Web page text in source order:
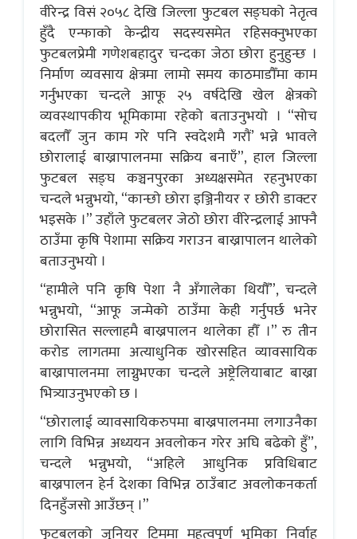
वीरेन्द्र विसं २०५८ देखि जिल्ला फुटबल सङ्घको नेतृत्व
हुँदै एन्फाको केन्द्रीय सदस्यसमेत रहिसक्नुभएका
फुटबलप्रेमी गणेशबहादुर चन्दका जेठा छोरा हुनुहुन्छ ।
निर्माण व्यवसाय क्षेत्रमा लामो समय काठमाडौँमा काम
गर्नुभएका चन्दले आफू २५ वर्षदेखि खेल क्षेत्रको
व्यवस्थापकीय भूमिकामा रहेको बताउनुभयो । “सोच
बदलाैँ जुन काम गरे पनि स्वदेशमै गराैं’ भन्ने भावले
छोरालाई बाख्रापालनमा सक्रिय बनाएँ”, हाल जिल्ला
फुटबल सङ्घ कञ्चनपुरका अध्यक्षसमेत रहनुभएका
चन्दले भन्नुभयो, “कान्छो छोरा इञ्जिनीयर र छोरी डाक्टर
भइसके ।” उहाँले फुटबलर जेठो छोरा वीरेन्द्रलाई आफ्नै
ठाउँमा कृषि पेशामा सक्रिय गराउन बाख्रापालन थालेको
बताउनुभयो ।
“हामीले पनि कृषि पेशा नै अँगालेका थियौँ”, चन्दले
भन्नुभयो, “आफू जन्मेको ठाउँमा केही गर्नुपर्छ भनेर
छोरासित सल्लाहमै बाख्रपालन थालेका हौँ ।” रु तीन
करोड लागतमा अत्याधुनिक खोरसहित व्यावसायिक
बाख्रापालनमा लाग्नुभएका चन्दले अष्ट्रेलियाबाट बाख्रा
भित्र्याउनुभएको छ ।
“छोरालाई व्यावसायिकरुपमा बाख्रपालनमा लगाउनैका
लागि विभिन्न अध्ययन अवलोकन गरेर अघि बढेको हुँ”,
चन्दले भन्नुभयो, “अहिले आधुनिक प्रविधिबाट
बाख्रपालन हेर्न देशका विभिन्न ठाउँबाट अवलोकनकर्ता
दिनहुँजसो आउँछन् ।”